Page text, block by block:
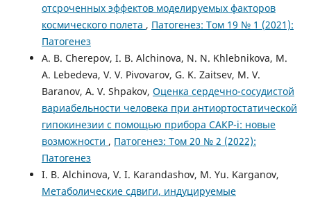
отсроченных эффектов моделируемых факторов
космического полета , Патогенез: Том 19 № 1 (2021):
Патогенез
A. B. Cherepov, I. B. Alchinova, N. N. Khlebnikova, M.
A. Lebedeva, V. V. Pivovarov, G. K. Zaitsev, M. V.
Baranov, A. V. Shpakov, Оценка сердечно-сосудистой
вариабельности человека при антиортостатической
гипокинезии с помощью прибора САКР-i: новые
возможности , Патогенез: Том 20 № 2 (2022):
Патогенез
I. B. Alchinova, V. I. Karandashov, M. Yu. Karganov,
Метаболические сдвиги, индуцируемые